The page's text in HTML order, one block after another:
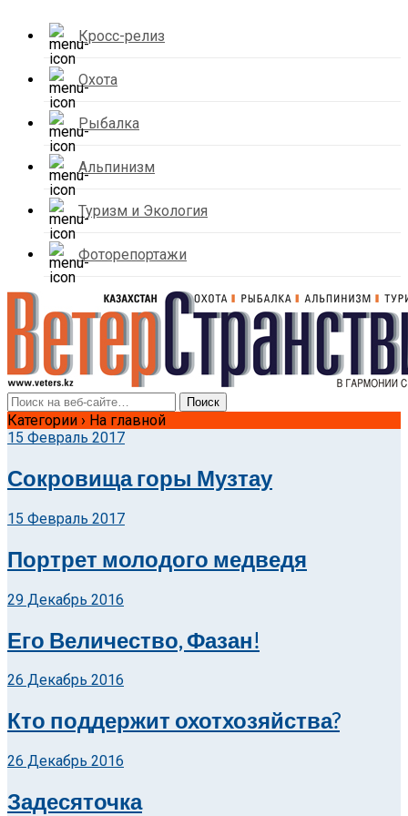
Кросс-релиз
Охота
Рыбалка
Альпинизм
Туризм и Экология
Фоторепортажи
Категории › На главной
15 Февраль 2017
Сокровища горы Музтау
15 Февраль 2017
Портрет молодого медведя
29 Декабрь 2016
Его Величество, Фазан!
26 Декабрь 2016
Кто поддержит охотхозяйства?
26 Декабрь 2016
Задесяточка